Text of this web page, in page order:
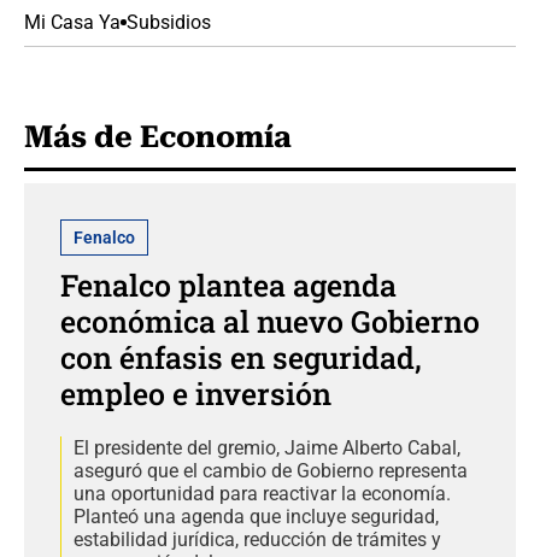
Mi Casa Ya Subsidios
Más de Economía
Fenalco
Fenalco plantea agenda
económica al nuevo Gobierno
con énfasis en seguridad,
empleo e inversión
El presidente del gremio, Jaime Alberto Cabal,
aseguró que el cambio de Gobierno representa
una oportunidad para reactivar la economía.
Planteó una agenda que incluye seguridad,
estabilidad jurídica, reducción de trámites y